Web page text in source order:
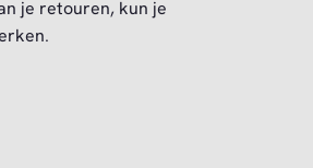
je retouren, kun je